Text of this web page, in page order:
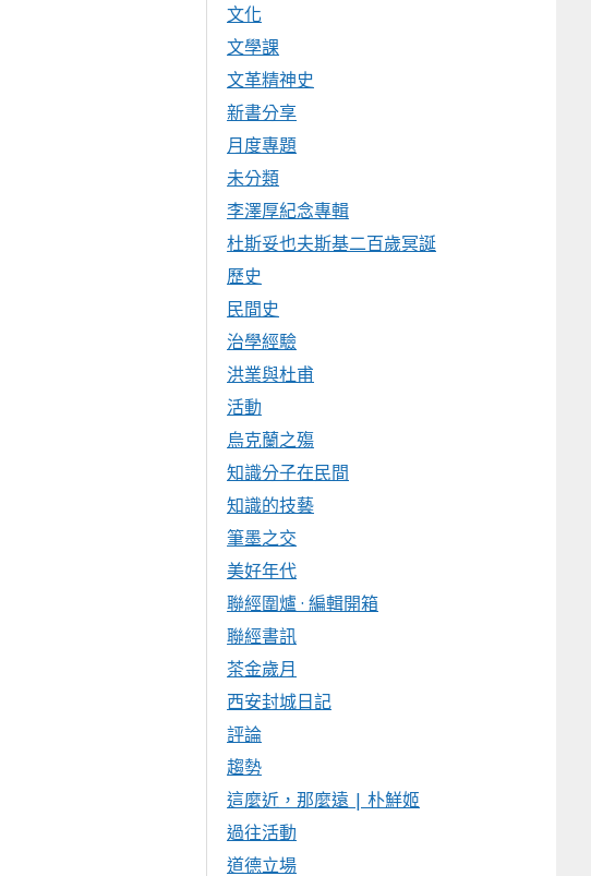
文化
文學課
文革精神史
新書分享
月度專題
未分類
李澤厚紀念專輯
杜斯妥也夫斯基二百歲冥誕
歷史
民間史
治學經驗
洪業與杜甫
活動
烏克蘭之殤
知識分子在民間
知識的技藝
筆墨之交
美好年代
聯經圍爐 · 編輯開箱
聯經書訊
茶金歲月
西安封城日記
評論
趨勢
這麼近，那麼遠 | 朴鮮姬
過往活動
道德立場